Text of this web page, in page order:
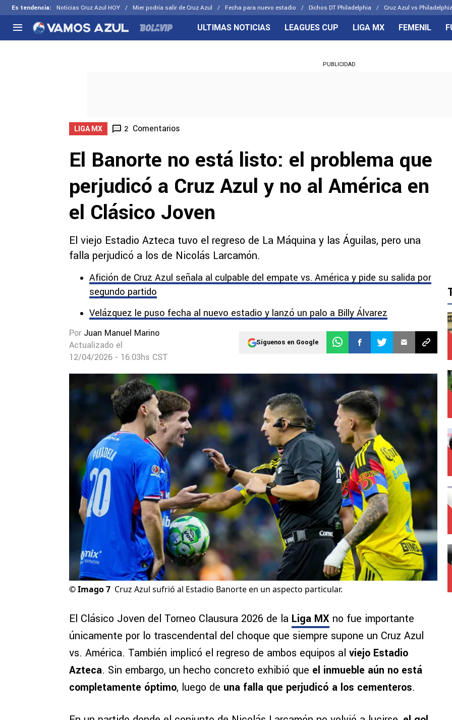
Es tendencia: Noticias Cruz Azul HOY Mier podría salir de Cruz Azul Fecha para nuevo estadio Dichos DT Philadelphia Cruz Azul vs
Selección Mexicana
CELESTES
ULTIMAS NOTICIAS LEAGUES CUP LIGA MX FEMENIL
PUBLICIDAD
LIGA MX 2 Comentarios
El Banorte no está listo: el problema que
perjudicó a Cruz Azul y no al América en
el Clásico Joven
El viejo Estadio Azteca tuvo el regreso de La Máquina y las Águilas, pero una
falla perjudicó a los de Nicolás Larcamón.
Afición de Cruz Azul señala al culpable del empate vs. América y pide su salida por
segundo partido
Velázquez le puso fecha al nuevo estadio y lanzó un palo a Billy Álvarez
Por Juan Manuel Marino
Actualizado el
12/04/2026 - 16:03hs CST
Síguenos en Google
©Imago 7 Cruz Azul sufrió al Estadio Banorte en un aspecto particular.
El Clásico Joven del Torneo Clausura 2026 de la Liga MX no fue importante
únicamente por lo trascendental del choque que siempre supone un Cruz Azul
vs. América. También implicó el regreso de ambos equipos al viejo Estadio
Azteca. Sin embargo, un hecho concreto exhibió que el inmueble aún no está
completamente óptimo, luego de una falla que perjudicó a los cementeros.